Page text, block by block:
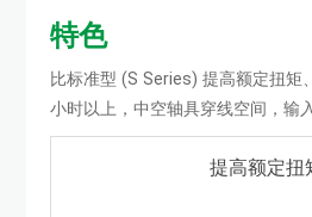
特色
比标准型 (S Series) 提高额定扭矩
小时以上，中空轴具穿线空间，输
提高额定扭